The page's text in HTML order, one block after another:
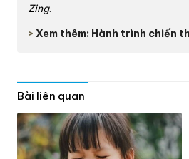
Zing.
> Xem thêm: Hành trình chiến
Bài liên quan